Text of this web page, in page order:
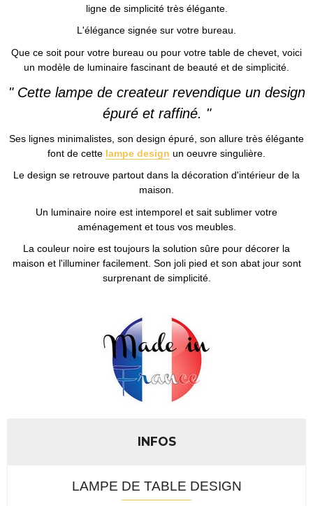
ligne de simplicité très élégante.
L'élégance signée sur votre bureau.
Que ce soit pour votre bureau ou pour votre table de chevet, voici
un modèle de luminaire fascinant de beauté et de simplicité.
" Cette lampe de createur revendique un design
épuré et raffiné. "
Ses lignes minimalistes, son design épuré, son allure très élégante
font de cette lampe design un oeuvre singulière.
Le design se retrouve partout dans la décoration d'intérieur de la
maison.
Un luminaire noire est intemporel et sait sublimer votre
aménagement et tous vos meubles.
La couleur noire est toujours la solution sûre pour décorer la
maison et l'illuminer facilement. Son joli pied et son abat jour sont
surprenant de simplicité.
INFOS
LAMPE DE TABLE DESIGN